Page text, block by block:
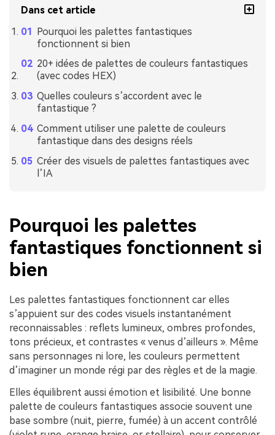
Dans cet article
Pourquoi les palettes fantastiques
fonctionnent si bien
20+ idées de palettes de couleurs fantastiques
(avec codes HEX)
Quelles couleurs s’accordent avec le
fantastique ?
Comment utiliser une palette de couleurs
fantastique dans des designs réels
Créer des visuels de palettes fantastiques avec
l’IA
Pourquoi les palettes
fantastiques fonctionnent si
bien
Les palettes fantastiques fonctionnent car elles
s’appuient sur des codes visuels instantanément
reconnaissables : reflets lumineux, ombres profondes,
tons précieux, et contrastes « venus d’ailleurs ». Même
sans personnages ni lore, les couleurs permettent
d’imaginer un monde régi par des règles et de la magie.
Elles équilibrent aussi émotion et lisibilité. Une bonne
palette de couleurs fantastiques associe souvent une
base sombre (nuit, pierre, fumée) à un accent contrôlé